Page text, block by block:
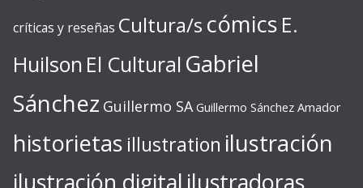
críticas y reseñas Cultura/s cómics E.
Huilson El Cultural Gabriel
Sánchez Guillermo SA Guillermo Sánchez Amador
historietas illustration ilustración
ilustración digital ilustradoras